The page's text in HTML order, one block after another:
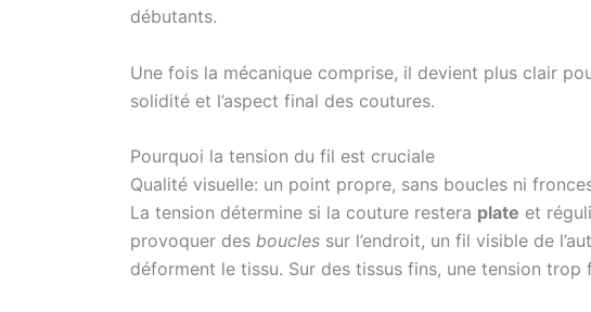
débutants.
Une fois la mécanique comprise, il devient plus clair
solidité et l’aspect final des coutures.
Pourquoi la tension du fil est cruciale
Qualité visuelle: un point propre, sans boucles ni
La tension détermine si la couture restera plate et
provoquer des boucles sur l’endroit, un fil visible de
déforment le tissu. Sur des tissus fins, une tension